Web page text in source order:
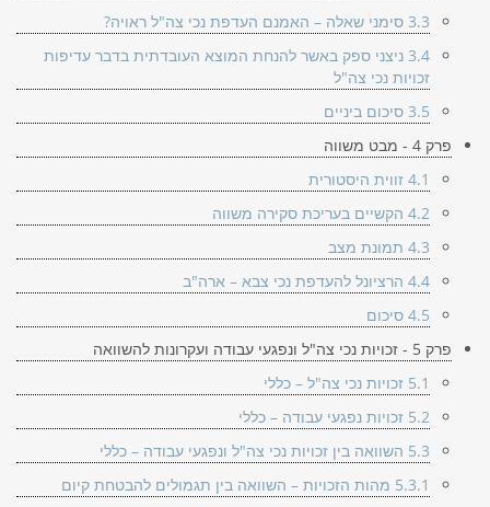
3.3 סימני שאלה – האמנם העדפת נכי צה"ל ראויה?
3.4 ניצני ספק באשר להנחת המוצא העובדתית בדבר עדיפות
זכויות נכי צה"ל
3.5 סיכום ביניים
פרק 4 - מבט משווה
4.1 זווית היסטורית
4.2 הקשיים בעריכת סקירה משווה
4.3 תמונת מצב
4.4 הרציונל להעדפת נכי צבא – ארה"ב
4.5 סיכום
פרק 5 - זכויות נכי צה"ל ונפגעי עבודה ועקרונות להשוואה
5.1 זכויות נכי צה"ל – כללי
5.2 זכויות נפגעי עבודה – כללי
5.3 השוואה בין זכויות נכי צה"ל ונפגעי עבודה – כללי
5.3.1 מהות הזכויות – השוואה בין תגמולים להבטחת קיום